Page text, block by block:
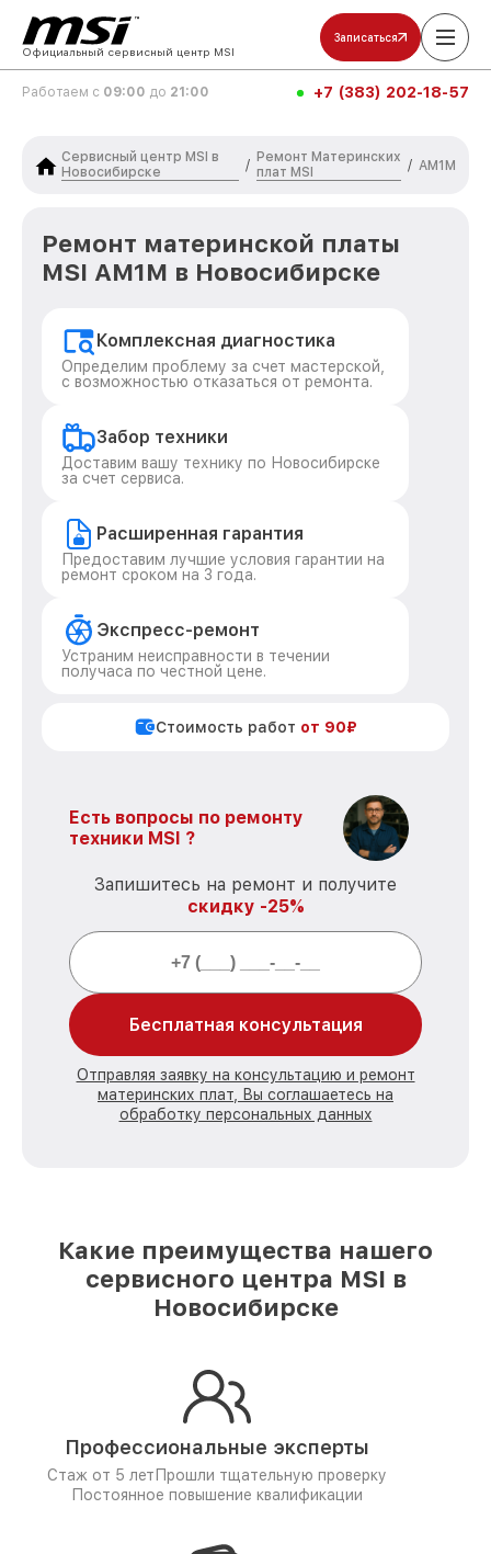
Официальный сервисный центр MSI
Записаться
Работаем с 09:00 до 21:00 +7 (383) 202-18-57
Сервисный центр MSI в
Новосибирске
/
Ремонт Материнских
плат MSI
/ AM1M
Ремонт материнской платы
MSI AM1M в Новосибирске
Комплексная диагностика
Определим проблему за счет мастерской,
с возможностью отказаться от ремонта.
Забор техники
Доставим вашу технику по Новосибирске
за счет сервиса.
Расширенная гарантия
Предоставим лучшие условия гарантии на
ремонт сроком на 3 года.
Экспресс-ремонт
Устраним неисправности в течении
получаса по честной цене.
Стоимость работ от 90₽
Есть вопросы по ремонту
техники MSI ?
Запишитесь на ремонт и получите
скидку -25%
Бесплатная консультация
Отправляя заявку на консультацию и ремонт
материнских плат, Вы соглашаетесь на
обработку персональных данных
Какие преимущества нашего
сервисного центра MSI в
Новосибирске
Профессиональные эксперты
Стаж от 5 лет Прошли тщательную проверку
Постоянное повышение квалификации